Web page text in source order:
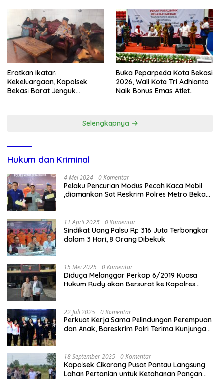
Eratkan Ikatan
Kekeluargaan, Kapolsek
Bekasi Barat Jenguk
Buka Peparpeda Kota Bekasi
2026, Wali Kota Tri Adhianto
Naik Bonus Emas Atlet
Selengkapnya
Hukum dan Kriminal
4 Mei 2024 0 Komentar
Pelaku Pencurian Modus Pecah Kaca Mobil
,diamankan Sat Reskrim Polres Metro Bekasi
11 April 2025 0 Komentar
Sindikat Uang Palsu Rp 316 Juta Terbongkar
dalam 3 Hari, 8 Orang Dibekuk
15 Mei 2025 0 Komentar
Diduga Melanggar Perkap 6/2019 Kuasa
Hukum Rudy akan Bersurat ke Kapolres
22 Juli 2025 0 Komentar
Perkuat Kerja Sama Pelindungan Perempuan
dan Anak, Bareskrim Polri Terima Kunjungan
18 September 2025 0 Komentar
Kapolsek Cikarang Pusat Pantau Langsung
Lahan Pertanian untuk Ketahanan Pangan